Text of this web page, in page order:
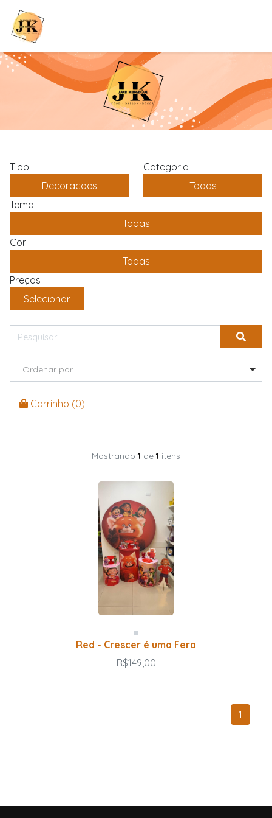
Tipo
Decoracoes
Categoria
Todas
Tema
Todas
Cor
Todas
Preços
Selecionar
Ordenar por
Carrinho (0)
Mostrando 1 de 1 itens
Red - Crescer é uma Fera
R$149,00
1